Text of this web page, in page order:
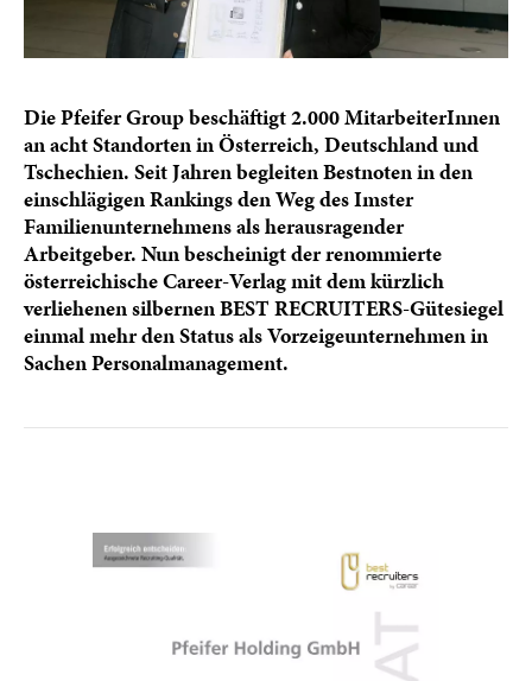
Die Pfeifer Group beschäftigt 2.000 MitarbeiterInnen
an acht Standorten in Österreich, Deutschland und
Tschechien. Seit Jahren begleiten Bestnoten in den
einschlägigen Rankings den Weg des Imster
Familienunternehmens als herausragender
Arbeitgeber. Nun bescheinigt der renommierte
österreichische Career-Verlag mit dem kürzlich
verliehenen silbernen BEST RECRUITERS-Gütesiegel
einmal mehr den Status als Vorzeigeunternehmen in
Sachen Personalmanagement.